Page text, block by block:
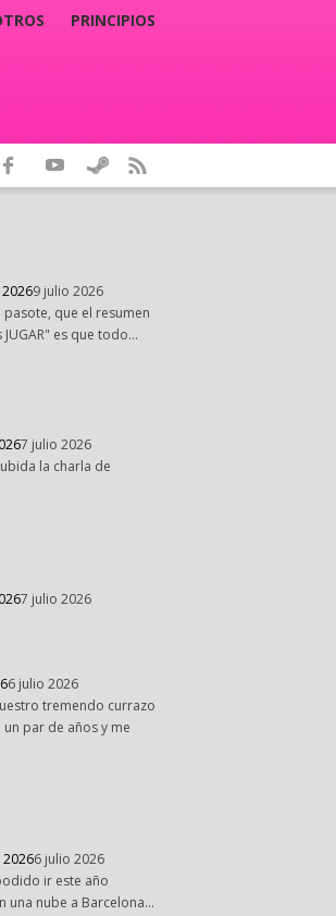
PRINCIPIOS
9 julio 2026
pasote, que el resumen
es que todo…
7 julio 2026
la charla de
7 julio 2026
6 julio 2026
tremendo currazo
par de años y me
6 julio 2026
ir este año
una nube a Barcelona…